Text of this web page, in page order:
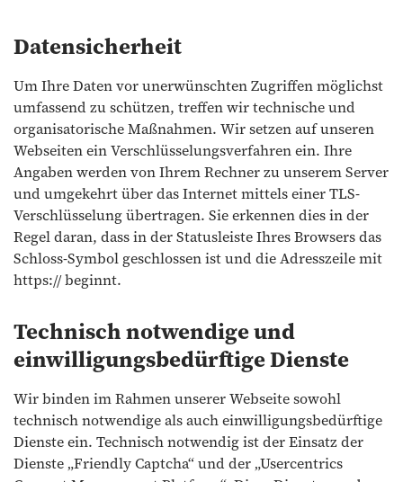
Datensicherheit
Um Ihre Daten vor unerwünschten Zugriffen möglichst
umfassend zu schützen, treffen wir technische und
organisatorische Maßnahmen. Wir setzen auf unseren
Webseiten ein Verschlüsselungsverfahren ein. Ihre
Angaben werden von Ihrem Rechner zu unserem Server
und umgekehrt über das Internet mittels einer TLS-
Verschlüsselung übertragen. Sie erkennen dies in der
Regel daran, dass in der Statusleiste Ihres Browsers das
Schloss-Symbol geschlossen ist und die Adresszeile mit
https:// beginnt.
Technisch notwendige und
einwilligungsbedürftige Dienste
Wir binden im Rahmen unserer Webseite sowohl
technisch notwendige als auch einwilligungsbedürftige
Dienste ein. Technisch notwendig ist der Einsatz der
Dienste „Friendly Captcha“ und der „Usercentrics